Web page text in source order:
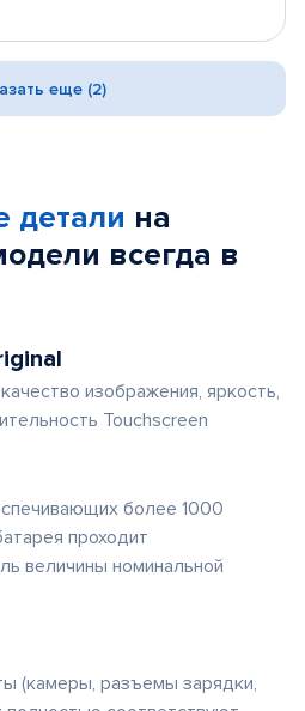
еще (2)
детали на
всегда в
изображения, яркость,
Touchscreen
более 1000
проходит
величины номинальной
(камеры, разъемы зарядки,